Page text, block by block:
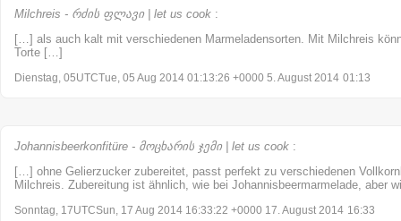
Milchreis - რძის ფლავი | let us cook :
[…] als auch kalt mit verschiedenen Marmeladensorten. Mit Milchreis
Torte […]
Dienstag, 05UTCTue, 05 Aug 2014 01:13:26 +0000 5. August 2014 01:13
Johannisbeerkonfitüre - მოცხარის ჯემი | let us cook :
[…] ohne Gelierzucker zubereitet, passt perfekt zu verschiedenen
Milchreis. Zubereitung ist ähnlich, wie bei Johannisbeermarmelade, aber
Sonntag, 17UTCSun, 17 Aug 2014 16:33:22 +0000 17. August 2014 16:33